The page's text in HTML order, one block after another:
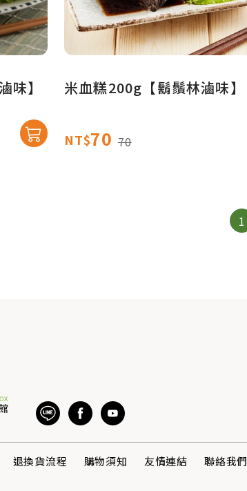
味】 米血糕200g【鬍鬚林滷味】
NT$70 70
1
退換貨流程 購物須知 友情連結 聯絡我們